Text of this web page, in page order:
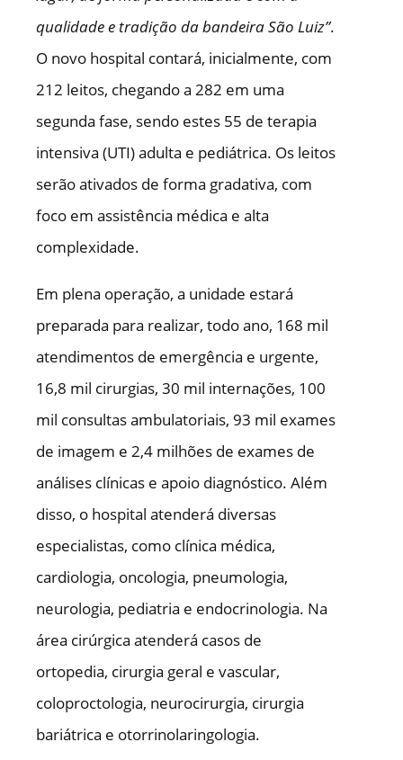
qualidade e tradição da bandeira São Luiz”.
O novo hospital contará, inicialmente, com
212 leitos, chegando a 282 em uma
segunda fase, sendo estes 55 de terapia
intensiva (UTI) adulta e pediátrica. Os leitos
serão ativados de forma gradativa, com
foco em assistência médica e alta
complexidade.
Em plena operação, a unidade estará
preparada para realizar, todo ano, 168 mil
atendimentos de emergência e urgente,
16,8 mil cirurgias, 30 mil internações, 100
mil consultas ambulatoriais, 93 mil exames
de imagem e 2,4 milhões de exames de
análises clínicas e apoio diagnóstico. Além
disso, o hospital atenderá diversas
especialistas, como clínica médica,
cardiologia, oncologia, pneumologia,
neurologia, pediatria e endocrinologia. Na
área cirúrgica atenderá casos de
ortopedia, cirurgia geral e vascular,
coloproctologia, neurocirurgia, cirurgia
bariátrica e otorrinolaringologia.